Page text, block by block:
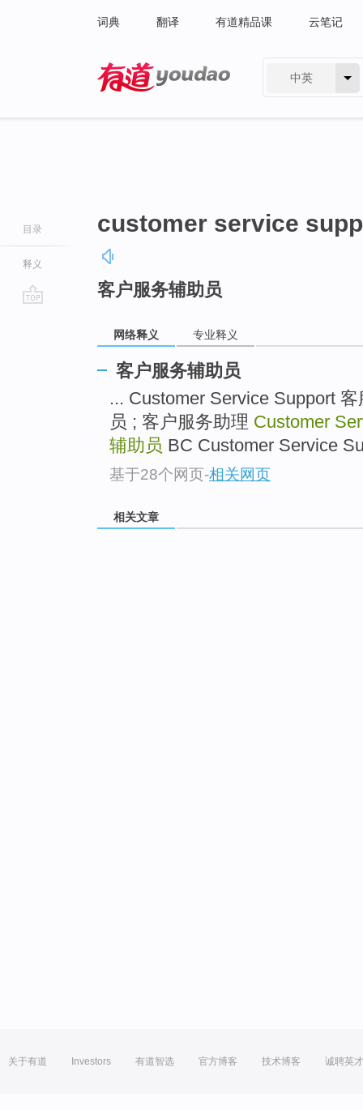
词典 翻译 有道精品课 云笔记
中英
目录
释义
customer service
客户服务辅助员
网络释义 专业释义
客户服务辅助员
... Customer Service Support
员 ; 客户服务助理 Customer
辅助员 BC Customer Service
基于28个网页-相关网页
相关文章
关于有道 Investors 有道智选 官方博客 技术博客 诚聘英才